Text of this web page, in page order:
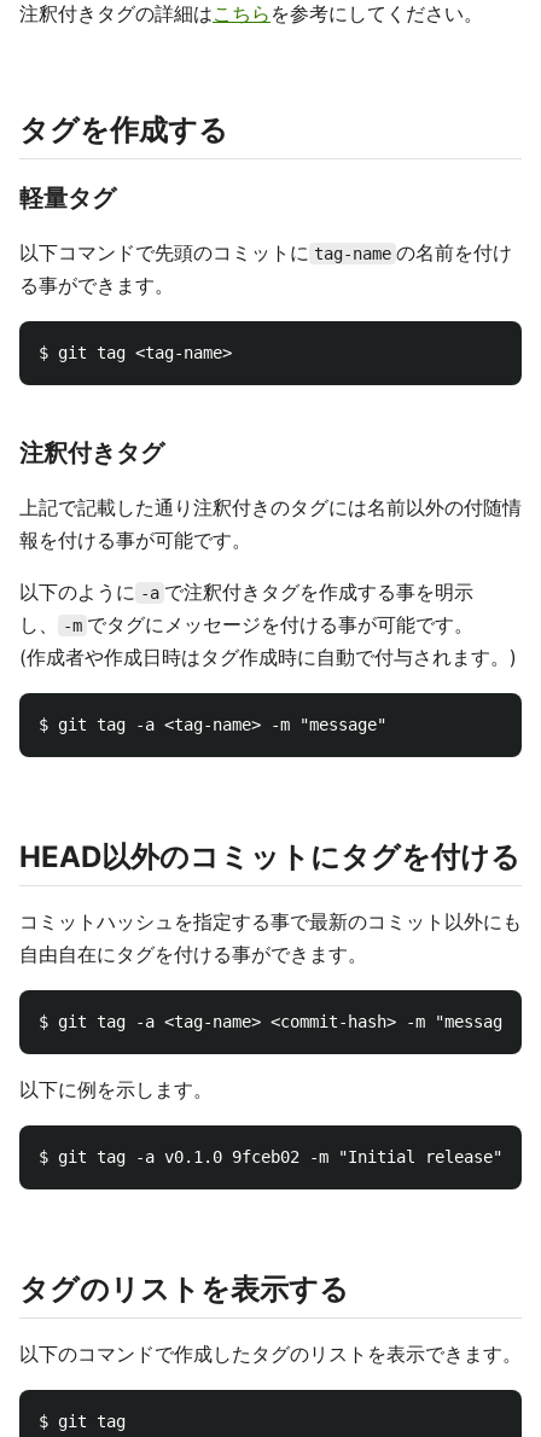
注釈付きタグの詳細はこちら を参考にしてください。
タグを作成する
軽量タグ
以下コマンドで先頭のコミットに tag-name の名前を付け
る事ができます。
注釈付きタグ
上記で記載した通り注釈付きのタグには名前以外の付随情
報を付ける事が可能です。
以下のように -a で注釈付きタグを作成する事を明示
し、
-m でタグにメッセージを付ける事が可能です。
(作成者や作成日時はタグ作成時に自動で付与されます。)
HEAD以外のコミットにタグを付ける
コミットハッシュを指定する事で最新のコミット以外にも
自由自在にタグを付ける事ができます。
以下に例を示します。
タグのリストを表示する
以下のコマンドで作成したタグのリストを表示できます。